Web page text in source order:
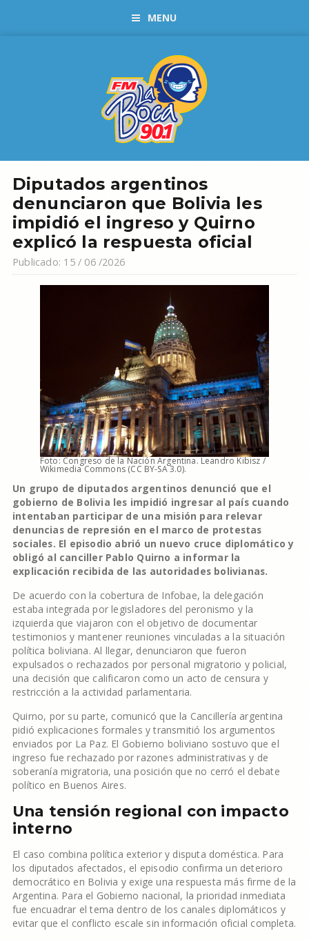
MENU
Diputados argentinos
denunciaron que Bolivia les
impidió el ingreso y Quirno
explicó la respuesta oficial
Publicado: 15 / 06 /2026
Foto: Congreso de la Nación Argentina. Leandro Kibisz /
Wikimedia Commons (CC BY-SA 3.0).
Un grupo de diputados argentinos denunció que el
gobierno de Bolivia les impidió ingresar al país cuando
intentaban participar de una misión para relevar
denuncias de represión en el marco de protestas
sociales. El episodio abrió un nuevo cruce diplomático y
obligó al canciller Pablo Quirno a informar la
explicación recibida de las autoridades bolivianas.
De acuerdo con la cobertura de Infobae, la delegación
estaba integrada por legisladores del peronismo y la
izquierda que viajaron con el objetivo de documentar
testimonios y mantener reuniones vinculadas a la situación
política boliviana. Al llegar, denunciaron que fueron
expulsados o rechazados por personal migratorio y policial,
una decisión que calificaron como un acto de censura y
restricción a la actividad parlamentaria.
Quirno, por su parte, comunicó que la Cancillería argentina
pidió explicaciones formales y transmitió los argumentos
enviados por La Paz. El Gobierno boliviano sostuvo que el
ingreso fue rechazado por razones administrativas y de
soberanía migratoria, una posición que no cerró el debate
político en Buenos Aires.
Una tensión regional con impacto
interno
El caso combina política exterior y disputa doméstica. Para
los diputados afectados, el episodio confirma un deterioro
democrático en Bolivia y exige una respuesta más firme de la
Argentina. Para el Gobierno nacional, la prioridad inmediata
fue encuadrar el tema dentro de los canales diplomáticos y
evitar que el conflicto escale sin información oficial completa.